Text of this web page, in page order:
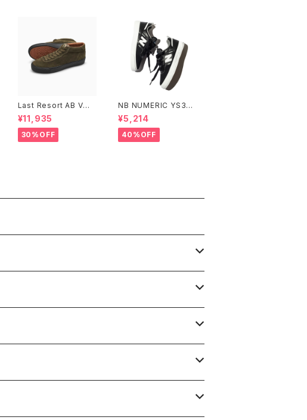
Last Resort AB VM0
01 MID BRONZE GRE
EN/BLACK
¥11,935
30%OFF
NB NUMERIC YS306
GRD
¥5,214
40%OFF